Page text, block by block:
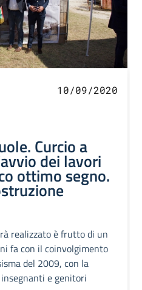
10/09/2020
Curcio a
dei lavori
ottimo segno.
realizzato è frutto di un
fa con il coinvolgimento
del 2009, con la
e genitori